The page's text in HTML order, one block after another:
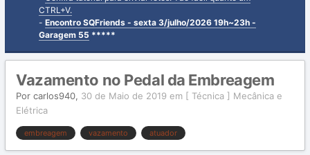
CTRL+V.
- Encontro SQFriends - sexta 3/julho/2026 19h~23h -
Garagem 55 *****
Vazamento no Pedal da Embreagem
Por carlos940, 30 de Maio de 2019 em [ Técnica ] Mecânica e
Elétrica
embreagem vazamento atuador